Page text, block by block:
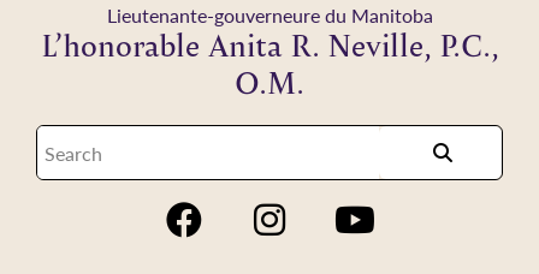
Lieutenante-gouverneure du Manitoba
L’honorable Anita R. Neville, P.C.,
O.M.